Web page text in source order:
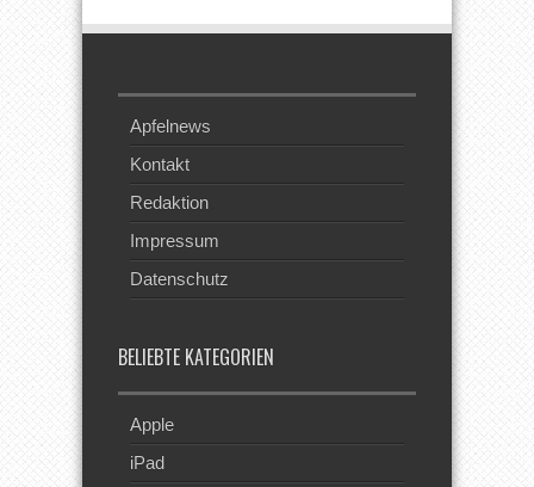
Apfelnews
Kontakt
Redaktion
Impressum
Datenschutz
BELIEBTE KATEGORIEN
Apple
iPad